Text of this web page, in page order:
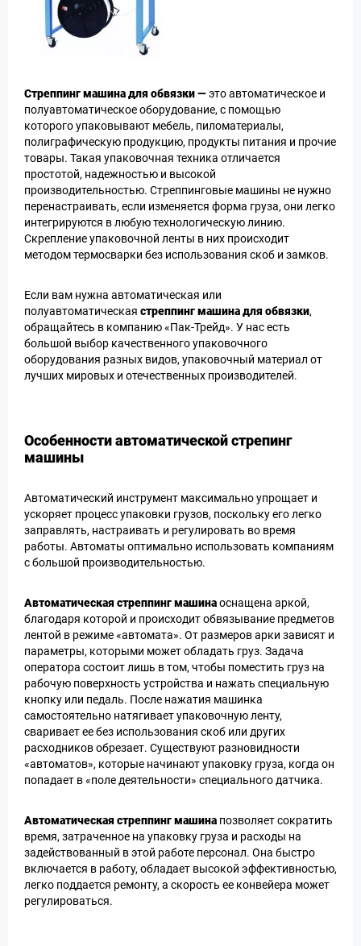
Стреппинг машина для обвязки —это автоматическое и
полуавтоматическое оборудование, с помощью
которого упаковывают мебель, пиломатериалы,
полиграфическую продукцию, продукты питания и прочие
товары. Такая упаковочная техника отличается
простотой, надежностью и высокой
производительностью. Стреппинговые машины не нужно
перенастраивать, если изменяется форма груза, они легко
интегрируются в любую технологическую линию.
Скрепление упаковочной ленты в них происходит
методом термосварки без использования скоб и замков.
Если вам нужна автоматическая или
полуавтоматическая стреппинг машина для обвязки,
обращайтесь в компанию «Пак-Трейд». У нас есть
большой выбор качественного упаковочного
оборудования разных видов, упаковочный материал от
лучших мировых и отечественных производителей.
Особенности автоматической стрепинг
машины
Автоматический инструмент максимально упрощает и
ускоряет процесс упаковки грузов, поскольку его легко
заправлять, настраивать и регулировать во время
работы. Автоматы оптимально использовать компаниям
с большой производительностью.
Автоматическая стреппинг машинаоснащена аркой,
благодаря которой и происходит обвязывание предметов
лентой в режиме «автомата». От размеров арки зависят и
параметры, которыми может обладать груз. Задача
оператора состоит лишь в том, чтобы поместить груз на
рабочую поверхность устройства и нажать специальную
кнопку или педаль. После нажатия машинка
самостоятельно натягивает упаковочную ленту,
сваривает ее без использования скоб или других
расходников обрезает. Существуют разновидности
«автоматов», которые начинают упаковку груза, когда он
попадает в «поле деятельности» специального датчика.
Автоматическая стреппинг машина позволяет сократить
время, затраченное на упаковку груза и расходы на
задействованный в этой работе персонал. Она быстро
включается в работу, обладает высокой эффективностью,
легко поддается ремонту, а скорость ее конвейера может
регулироваться.